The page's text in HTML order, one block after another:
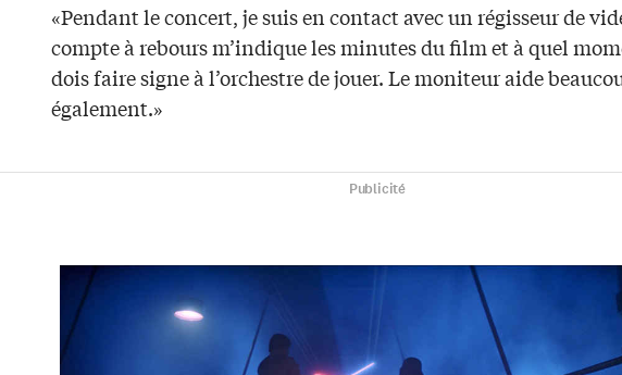
«Pendant le concert, je suis en contact avec un régisseur de
compte à rebours m’indique les minutes du film et à quel
dois faire signe à l’orchestre de jouer. Le moniteur aide
également.»
Publicité